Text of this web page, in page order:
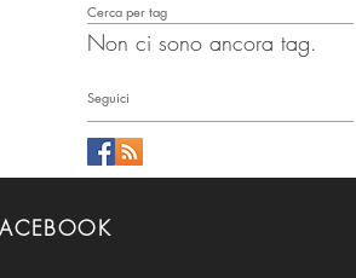
Cerca per tag
Non ci sono ancora tag.
Seguici